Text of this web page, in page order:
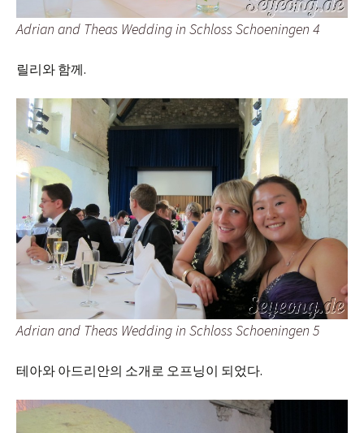
Adrian and Theas Wedding in Schloss Schoeningen 4
릴리와 함께.
Adrian and Theas Wedding in Schloss Schoeningen 5
테아와 아드리안의 소개로 오프닝이 되었다.